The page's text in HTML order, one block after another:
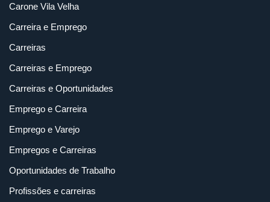
Carone Vila Velha
Carreira e Emprego
Carreiras
Carreiras e Emprego
Carreiras e Oportunidades
Emprego e Carreira
Emprego e Varejo
Empregos e Carreiras
Oportunidades de Trabalho
Profissões e carreiras